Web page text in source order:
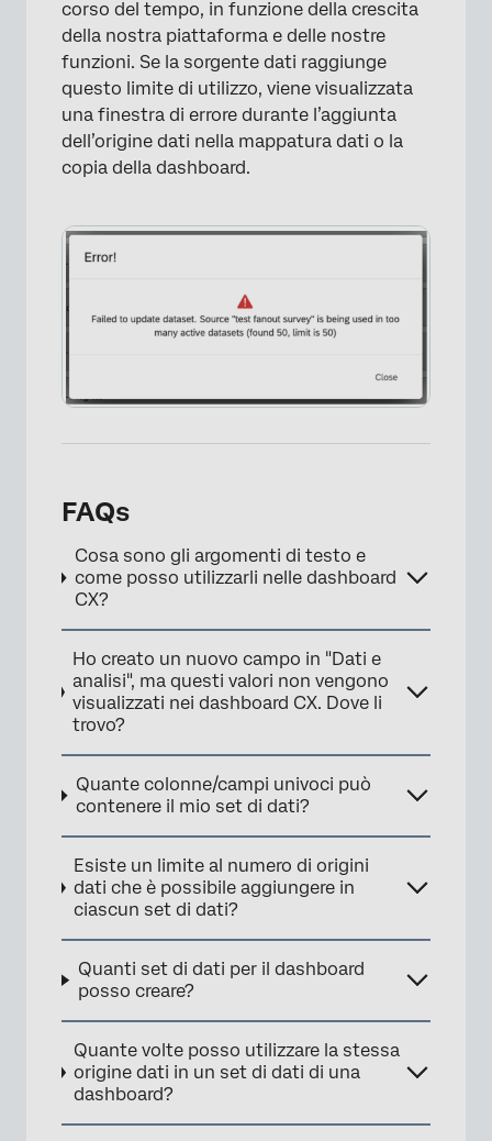
corso del tempo, in funzione della crescita
della nostra piattaforma e delle nostre
funzioni. Se la sorgente dati raggiunge
questo limite di utilizzo, viene visualizzata
una finestra di errore durante l’aggiunta
dell’origine dati nella mappatura dati o la
copia della dashboard.
FAQs
Cosa sono gli argomenti di testo e
come posso utilizzarli nelle dashboard
CX?
Ho creato un nuovo campo in "Dati e
analisi", ma questi valori non vengono
visualizzati nei dashboard CX. Dove li
trovo?
Quante colonne/campi univoci può
contenere il mio set di dati?
Esiste un limite al numero di origini
dati che è possibile aggiungere in
ciascun set di dati?
Quanti set di dati per il dashboard
posso creare?
Quante volte posso utilizzare la stessa
origine dati in un set di dati di una
dashboard?